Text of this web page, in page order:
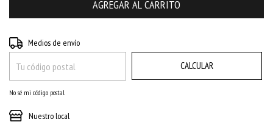
Entregas para el CP:
Medios de envío
CALCULAR
No sé mi código postal
Nuestro local